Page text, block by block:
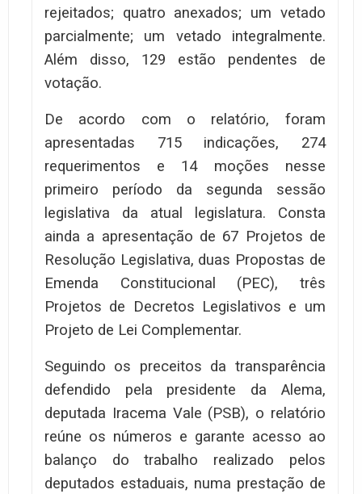
rejeitados; quatro anexados; um vetado
parcialmente; um vetado integralmente.
Além disso, 129 estão pendentes de
votação.
De acordo com o relatório, foram
apresentadas 715 indicações, 274
requerimentos e 14 moções nesse
primeiro período da segunda sessão
legislativa da atual legislatura. Consta
ainda a apresentação de 67 Projetos de
Resolução Legislativa, duas Propostas de
Emenda Constitucional (PEC), três
Projetos de Decretos Legislativos e um
Projeto de Lei Complementar.
Seguindo os preceitos da transparência
defendido pela presidente da Alema,
deputada Iracema Vale (PSB), o relatório
reúne os números e garante acesso ao
balanço do trabalho realizado pelos
deputados estaduais, numa prestação de